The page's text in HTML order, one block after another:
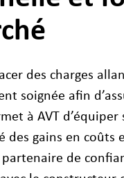
des charges
soignée afin
à AVT d’équiper
gains en coûts
de